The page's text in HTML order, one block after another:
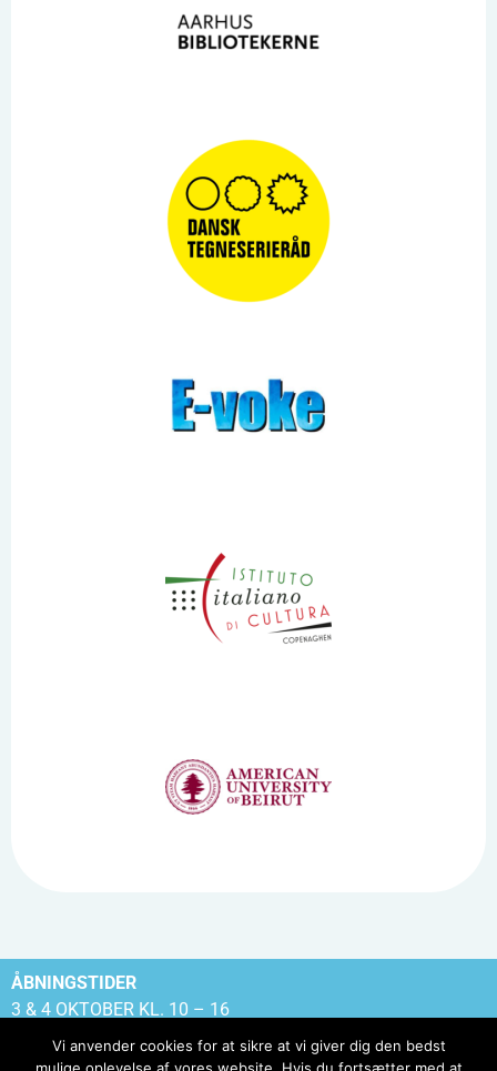
ÅBNINGSTIDER
3 & 4 OKTOBER KL. 10 – 16
Vi anvender cookies for at sikre at vi giver dig den bedst